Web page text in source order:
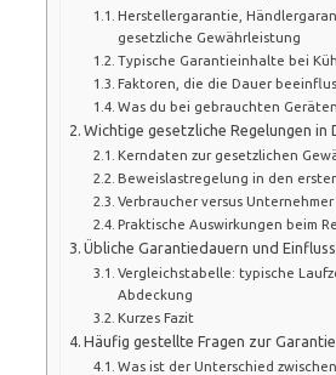
Herstellergarantie,
gesetzliche Gewährleistung
Typische Garantieinhalte bei
Faktoren, die die Dauer
Was du bei gebrauchten
Wichtige gesetzliche Regelungen in
Kerndaten zur gesetzlichen
Beweislastregelung in den
Verbraucher versus Unternehmer
Praktische Auswirkungen beim
Übliche Garantiedauern und
Vergleichstabelle: typische
Abdeckung
Kurzes Fazit
Häufig gestellte Fragen zur Garantie
Was ist der Unterschied